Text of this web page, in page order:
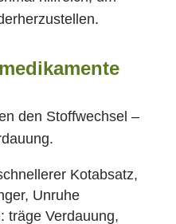
den Stoffwechsel –
Kotabsatz,
Unruhe
träge Verdauung,